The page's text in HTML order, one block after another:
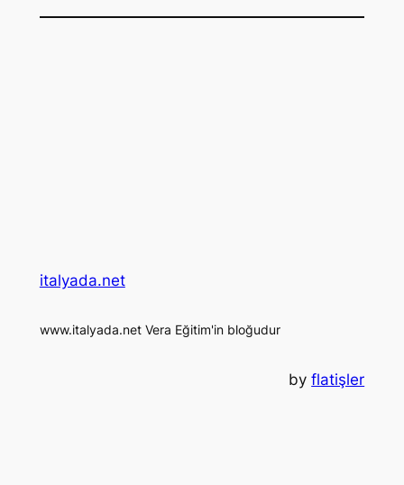
italyada.net
www.italyada.net Vera Eğitim'in bloğudur
byflatişler